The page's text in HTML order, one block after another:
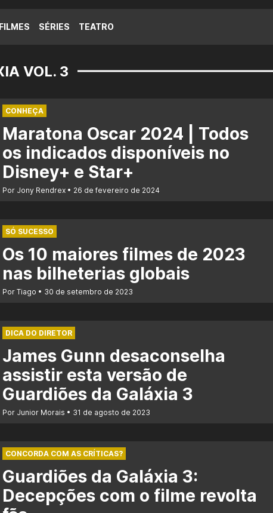
FILMES SÉRIES TEATRO
VOL. 3
CONHEÇA
Maratona Oscar 2024 | Todos
os indicados disponíveis no
Disney+ e Star+
Por Jony Rendrex 26 de fevereiro de 2024
SÓ SUCESSO
Os 10 maiores filmes de 2023
nas bilheterias globais
Por Tiago 30 de setembro de 2023
DICA DO DIRETOR
James Gunn desaconselha
assistir esta versão de
Guardiões da Galáxia 3
Por Junior Morais 31 de agosto de 2023
CONCORDA COM AS CRÍTICAS?
Guardiões da Galáxia 3:
Decepções com o filme revolta